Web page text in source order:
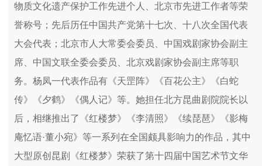
物质文化遗产保护工作先进个人、北京市先进工作者等荣
誉称号；先后历任中国共产党第十七次、十八次全国代表
大会代表；北京市人大常委会委员、中国戏剧家协会副主
席、中国文联全委会委员、北京戏剧家协会副主席等职
务。杨凤一代表作品有《天罡阵》《百花公主》《白蛇
传》《夕鹤》《偶人记》等。她担任北方昆曲剧院院长以
后，相继推出了《红楼梦》《李清照》《续琵琶》《影梅
庵忆语·董小宛》等一系列在全国颇具影响力的作品，其中
大型原创昆剧《红楼梦》荣获了第十四届中国艺术节文华